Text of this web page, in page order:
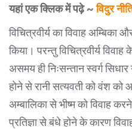
यहां एक क्लिक में पढ़े ~विदुर
विचित्रवीर्य का विवाह
किया। परन्तु विचित्रवीर्य
असमय ही निःसन्तान स्वर्ग
होने से रानी सत्यवती को वंश
अम्बालिका से भीष्म को विवाह
प्रतिज्ञा से बंधे होने के कारण